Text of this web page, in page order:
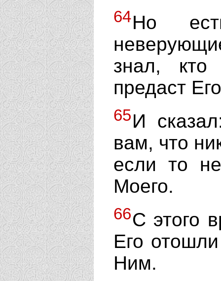
64Но
знал,
предаст
65И
вам, что
если то
Моего.
66С этого
Его
Ним.